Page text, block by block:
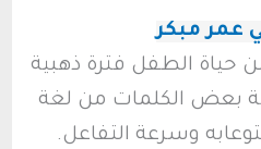
عمر مبكر
حياة الطفل فترة ذهبية
بعض الكلمات من لغة
وسرعة التفاعل.